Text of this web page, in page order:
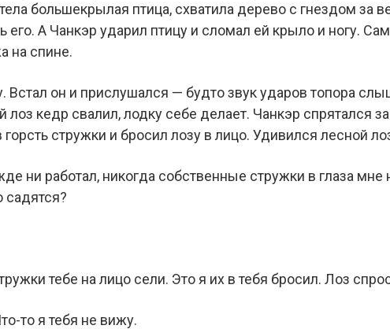
большекрылая птица, схватила дерево с гнездом за
его. А Чанкэр ударил птицу и сломал ей крыло и ногу.
на спине.
Встал он и прислушался — будто звук ударов топора
лоз кедр свалил, лодку себе делает. Чанкэр спрятался
горсть стружки и бросил лозу в лицо. Удивился лесной
ни работал, никогда собственные стружки в глаза мне
садятся?
тебе на лицо сели. Это я их в тебя бросил. Лоз
то я тебя не вижу.